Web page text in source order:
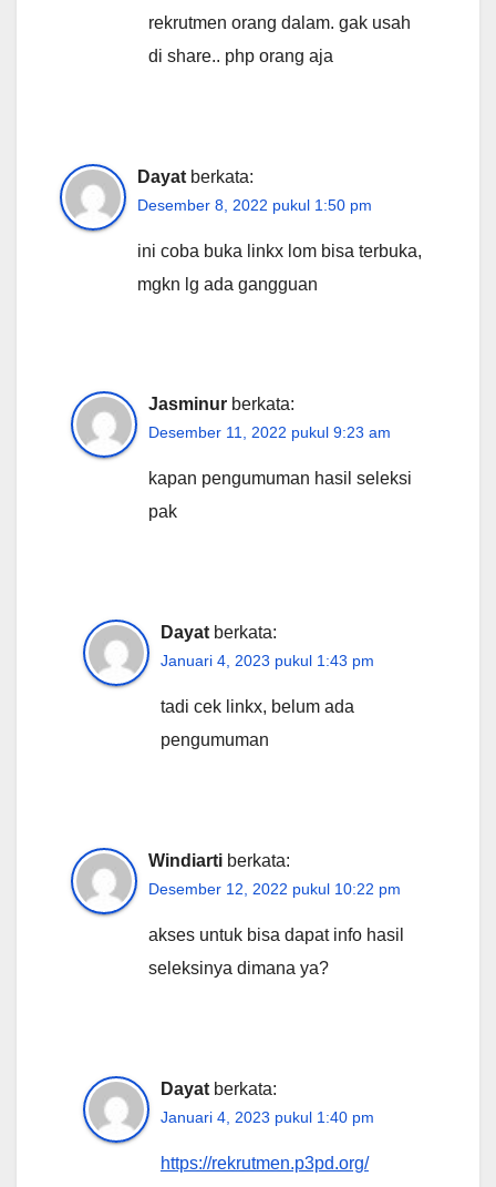
rekrutmen orang dalam. gak usah
di share.. php orang aja
Dayat berkata:
Desember 8, 2022 pukul 1:50 pm
ini coba buka linkx lom bisa terbuka,
mgkn lg ada gangguan
Jasminur berkata:
Desember 11, 2022 pukul 9:23 am
kapan pengumuman hasil seleksi
pak
Dayat berkata:
Januari 4, 2023 pukul 1:43 pm
tadi cek linkx, belum ada
pengumuman
Windiarti berkata:
Desember 12, 2022 pukul 10:22 pm
akses untuk bisa dapat info hasil
seleksinya dimana ya?
Dayat berkata:
Januari 4, 2023 pukul 1:40 pm
https://rekrutmen.p3pd.org/